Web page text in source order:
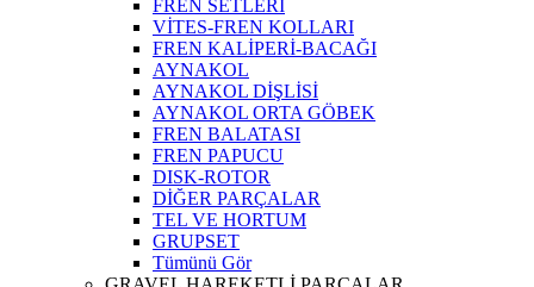
FREN SETLERİ
VİTES-FREN KOLLARI
FREN KALİPERİ-BACAĞI
AYNAKOL
AYNAKOL DİŞLİSİ
AYNAKOL ORTA GÖBEK
FREN BALATASI
FREN PAPUCU
DISK-ROTOR
DİĞER PARÇALAR
TEL VE HORTUM
GRUPSET
Tümünü Gör